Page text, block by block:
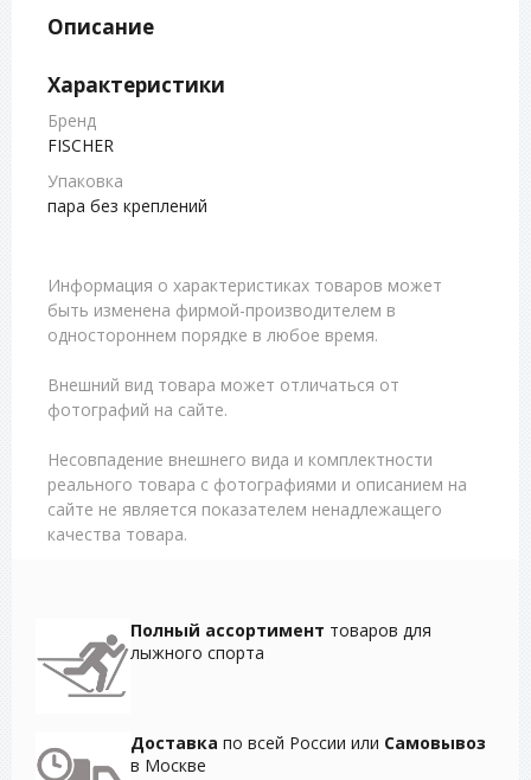
Описание
Характеристики
Бренд
FISCHER
Упаковка
пара без креплений
Информация о характеристиках товаров может
быть изменена фирмой-производителем в
одностороннем порядке в любое время.
Внешний вид товара может отличаться от
фотографий на сайте.
Несовпадение внешнего вида и комплектности
реального товара с фотографиями и описанием на
сайте не является показателем ненадлежащего
качества товара.
Полный ассортимент товаров для
лыжного спорта
Доставка по всей России или Самовывоз
в Москве